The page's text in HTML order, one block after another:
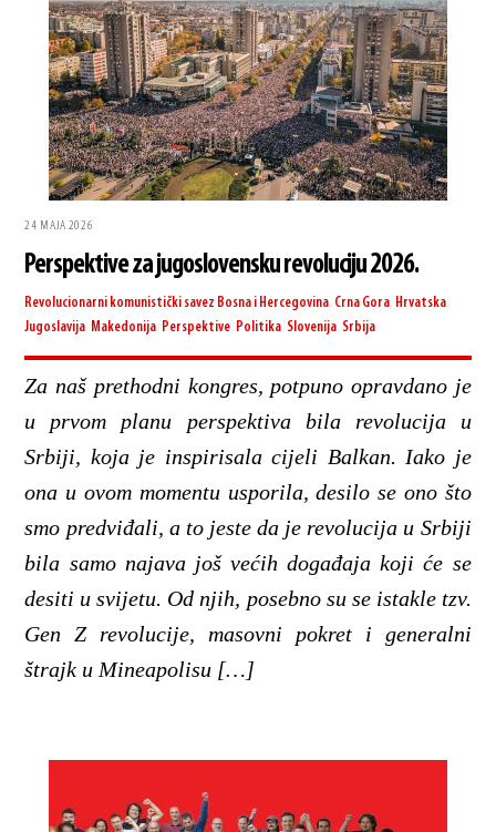
24 MAJA 2026
Perspektive za jugoslovensku revoluciju 2026.
Revolucionarni komunistički savez Bosna i Hercegovina Crna Gora Hrvatska
Jugoslavija Makedonija Perspektive Politika Slovenija Srbija
Za naš prethodni kongres, potpuno opravdano je
u prvom planu perspektiva bila revolucija u
Srbiji, koja je inspirisala cijeli Balkan. Iako je
ona u ovom momentu usporila, desilo se ono što
smo predviđali, a to jeste da je revolucija u Srbiji
bila samo najava još većih događaja koji će se
desiti u svijetu. Od njih, posebno su se istakle tzv.
Gen Z revolucije, masovni pokret i generalni
štrajk u Mineapolisu […]